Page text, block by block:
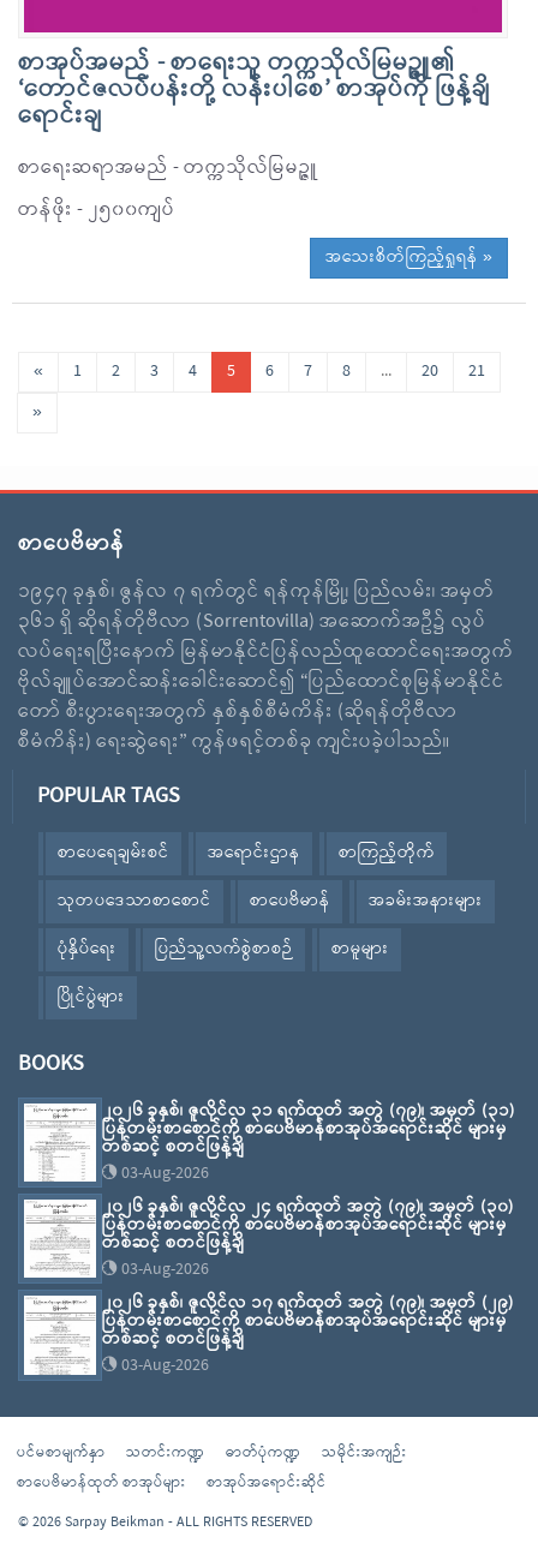
စာအုပ်အမည် - စာရေးသူ တက္ကသိုလ်မြမဉ္ဇူ၏
‘တောင်ဇလပ်ပန်းတို့ လန်းပါစေ’ စာအုပ်ကို ဖြန့်ချိ
ရောင်းချ
စာရေးဆရာအမည် - တက္ကသိုလ်မြမဉ္ဇူ
တန်ဖိုး - ၂၅၀၀ကျပ်
အသေးစိတ်ကြည့်ရှုရန် »
« 1 2 3 4 5 6 7 8 ... 20
21
»
စာပေဗိမာန်
၁၉၄၇ ခုနှစ်၊ ဇွန်လ ၇ ရက်တွင် ရန်ကုန်မြို့၊ ပြည်လမ်း၊ အမှတ်
၃၆၁ ရှိ ဆိုရန်တိုဗီလာ (Sorrentovilla) အဆောက်အဦ၌ လွပ်
လပ်ရေးရပြီးနောက် မြန်မာနိုင်ငံပြန်လည်ထူထောင်ရေးအတွက်
ဗိုလ်ချူပ်အောင်ဆန်းခေါင်းဆောင်၍ “ပြည်ထောင်စုမြန်မာနိုင်ငံ
တော် စီးပွားရေးအတွက် နှစ်နှစ်စီမံကိန်း (ဆိုရန်တိုဗီလာ
စီမံကိန်း) ရေးဆွဲရေး” ကွန်ဖရင့်တစ်ခု ကျင်းပခဲ့ပါသည်။
POPULAR TAGS
စာပေရေချမ်းစင် အရောင်းဌာန
စာကြည့်တိုက်
သုတပဒေသာစာစောင်
စာပေဗိမာန်
အခမ်းအနားများ
ပုံနှိပ်ရေး
ပြည်သူ့လက်စွဲစာစဉ်
စာမူများ
ပြိုင်ပွဲများ
BOOKS
၂၀၂၆ ခုနှစ်၊ ဇူလိုင်လ ၃၁ ရက်ထုတ် အတွဲ (၇၉)၊ အမှတ် (၃၁)
ပြန်တမ်းစာစောင်ကို စာပေဗိမာန်စာအုပ်အရောင်းဆိုင် များမှ
တစ်ဆင့် စတင်ဖြန့်ချိ
03-Aug-2026
၂၀၂၆ ခုနှစ်၊ ဇူလိုင်လ ၂၄ ရက်ထုတ် အတွဲ (၇၉)၊ အမှတ် (၃၀)
ပြန်တမ်းစာစောင်ကို စာပေဗိမာန်စာအုပ်အရောင်းဆိုင် များမှ
တစ်ဆင့် စတင်ဖြန့်ချိ
03-Aug-2026
၂၀၂၆ ခုနှစ်၊ ဇူလိုင်လ ၁၇ ရက်ထုတ် အတွဲ (၇၉)၊ အမှတ် (၂၉)
ပြန်တမ်းစာစောင်ကို စာပေဗိမာန်စာအုပ်အရောင်းဆိုင် များမှ
တစ်ဆင့် စတင်ဖြန့်ချိ
03-Aug-2026
ပင်မစာမျက်နှာ သတင်းကဏ္ဍ ဓာတ်ပုံကဏ္ဍ
သမိုင်းအကျဉ်း
စာပေဗိမာန်ထုတ် စာအုပ်များ
စာအုပ်အရောင်းဆိုင်
© 2026 Sarpay Beikman - ALL RIGHTS RESERVED